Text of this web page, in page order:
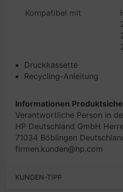
Kompatibel mit
Druckkassette
Recycling-Anleitung
Informationen
Verantwortliche Person in
HP Deutschland GmbH
71034 Böblingen
firmen.kunden@hp.com
KUNDEN-TIPP